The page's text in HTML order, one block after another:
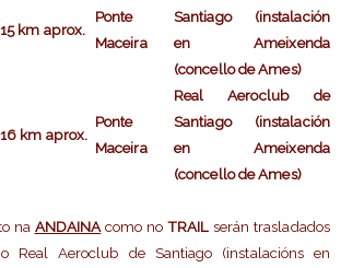
15 km aprox.
Ponte
Maceira
Santiago (instalación
en Ameixenda
(concello de Ames)
16 km aprox.
Ponte
Maceira
Real Aeroclub de
Santiago (instalación
en Ameixenda
(concello de Ames)
na ANDAINA como no TRAIL serán trasladados
Real Aeroclub de Santiago (instalacións en